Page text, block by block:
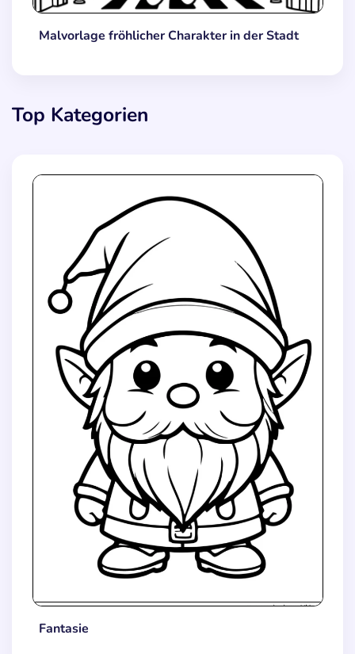
Malvorlage fröhlicher Charakter in der Stadt
Top Kategorien
Fantasie